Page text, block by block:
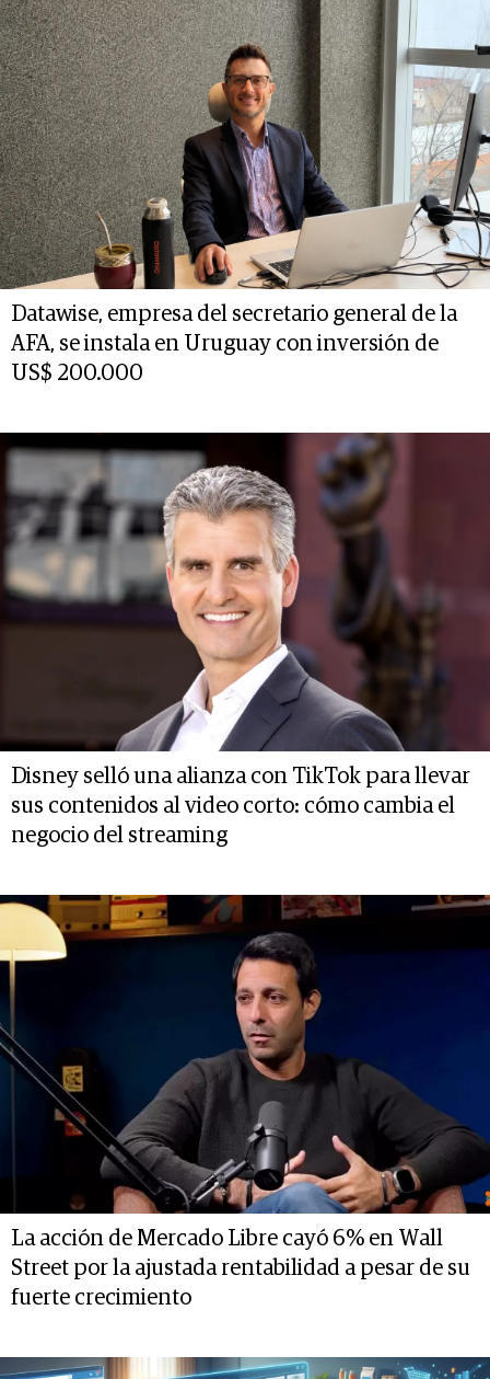
Datawise, empresa del secretario general de la
AFA, se instala en Uruguay con inversión de
US$ 200.000
Disney selló una alianza con TikTok para llevar
sus contenidos al video corto: cómo cambia el
negocio del streaming
La acción de Mercado Libre cayó 6% en Wall
Street por la ajustada rentabilidad a pesar de su
fuerte crecimiento